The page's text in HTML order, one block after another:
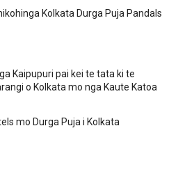
Kolkata Durga Puja Pandals
Kaipupuri pai kei te tata ki te
o Kolkata mo nga Kaute Katoa
mo Durga Puja i Kolkata